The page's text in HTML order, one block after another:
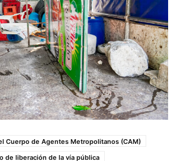
Cuerpo de Agentes Metropolitanos (CAM)
de liberación de la vía pública